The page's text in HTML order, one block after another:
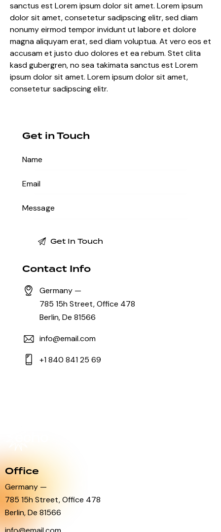
sanctus est Lorem ipsum dolor sit amet. Lorem ipsum
dolor sit amet, consetetur sadipscing elitr, sed diam
nonumy eirmod tempor invidunt ut labore et dolore
magna aliquyam erat, sed diam voluptua. At vero eos et
accusam et justo duo dolores et ea rebum. Stet clita
kasd gubergren, no sea takimata sanctus est Lorem
ipsum dolor sit amet. Lorem ipsum dolor sit amet,
consetetur sadipscing elitr.
Get in Touch
Contact Info
Germany —
785 15h Street, Office 478
Berlin, De 81566
info@email.com
+1 840 841 25 69
Office
Germany —
785 15h Street, Office 478
Berlin, De 81566